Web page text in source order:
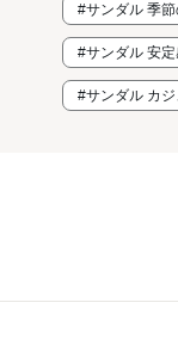
#サンダル 季
#サンダル 安
#サンダル カ